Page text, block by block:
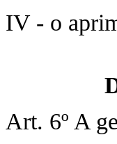
IV - o
Art. 6º A